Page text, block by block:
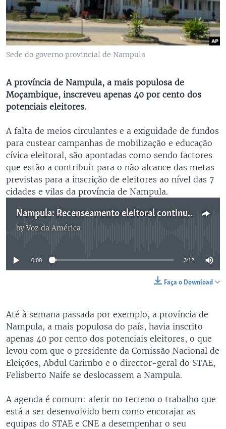
Sede do governo provincial de Nampula
A província de Nampula, a mais populosa de
Moçambique, inscreveu apenas 40 por cento dos
potenciais eleitores.
A falta de meios circulantes e a exiguidade de fundos
para custear campanhas de mobilização e educação
cívica eleitoral, são apontadas como sendo factores
que estão a contribuir para o não alcance das metas
previstas para a inscrição de eleitores ao nível das 7
cidades e vilas da província de Nampula.
Nampula: Recenseamento eleitoral continua atrasado 3:15
byVoz da América
No media source currently available
0:00 3:12
Faça o Download
Até à semana passada por exemplo, a província de
Nampula, a mais populosa do país, havia inscrito
apenas 40 por cento dos potenciais eleitores, o que
levou com que o presidente da Comissão Nacional de
Eleições, Abdul Carimbo e o director-geral do STAE,
Felisberto Naife se deslocassem a Nampula.
A agenda é comum: aferir no terreno o trabalho que
está a ser desenvolvido bem como encorajar as
equipas do STAE e CNE a desempenhar o seu